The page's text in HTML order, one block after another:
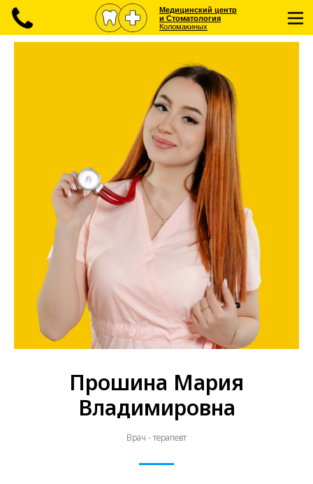
Медицинский центр
и Стоматология
Коломакиных
Прошина Мария
Владимировна
Врач - терапевт